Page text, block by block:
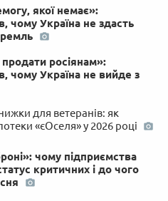
якої немає»:
чому Україна не здасть
росіянам»:
чому Україна не вийде з
для ветеранів: як
«єОселя» у 2026 році
чому підприємства
критичних і до чого